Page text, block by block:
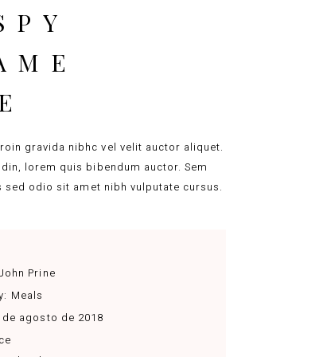
gravida nibhc vel velit auctor aliquet.
lorem quis bibendum auctor. Sem
sed odio sit amet nibh vulputate cursus.
Prine
Meals
de agosto de 2018